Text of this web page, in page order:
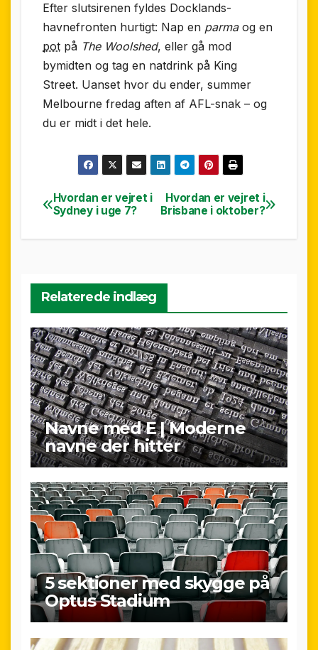
Efter slutsirenen fyldes Docklands-
havnefronten hurtigt: Nap en parmaog en
pot på The Woolshed, eller gå mod
bymidten og tag en natdrink på King
Street. Uanset hvor du ender, summer
Melbourne fredag aften af AFL-snak – og
du er midt i det hele.
Indlægsnavigation
Hvordan er vejret i
Brisbane i oktober?
Hvordan er vejret i
Sydney i uge 7?
Relaterede indlæg
Navne med E | Moderne
navne der hitter
5 sektioner med skygge på
Optus Stadium